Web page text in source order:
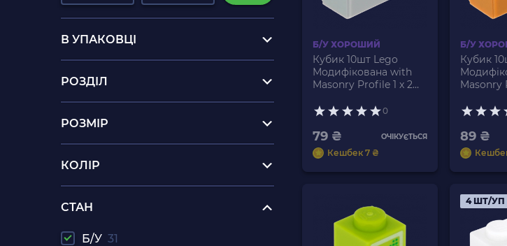
В УПАКОВЦІ
РОЗДІЛ
РОЗМІР
КОЛІР
СТАН
Б/У 31
Б/У ХОРОШИЙ
Кубик 10шт Lego
Модифікована with
Masonry Profile 1 x 2
Bluish Grey Б/У
0
79 ₴ ОЧІКУЄТЬСЯ
Кешбек 7 ₴
Б/У
Кубик
Masonry
Medium
89 ₴
4 ШТ/УП